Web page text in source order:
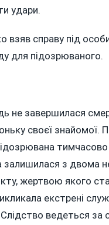
удари.
справу під
для підозрюваного.
не завершилася
своєї знайомої.
з двома
жертвою якого
екстрені
ведеться